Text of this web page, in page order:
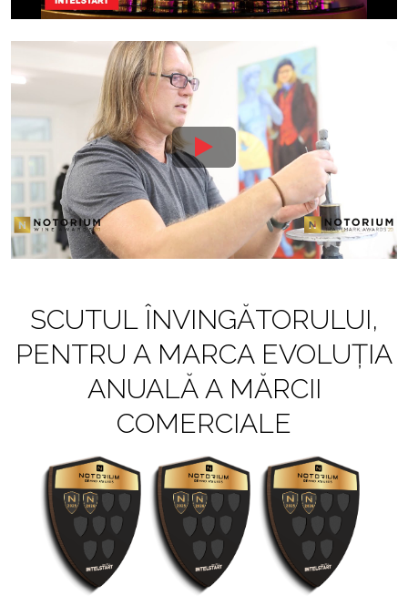
SCUTUL ÎNVINGĂTORULUI,
PENTRU A MARCA EVOLUȚIA
ANUALĂ A MĂRCII
COMERCIALE